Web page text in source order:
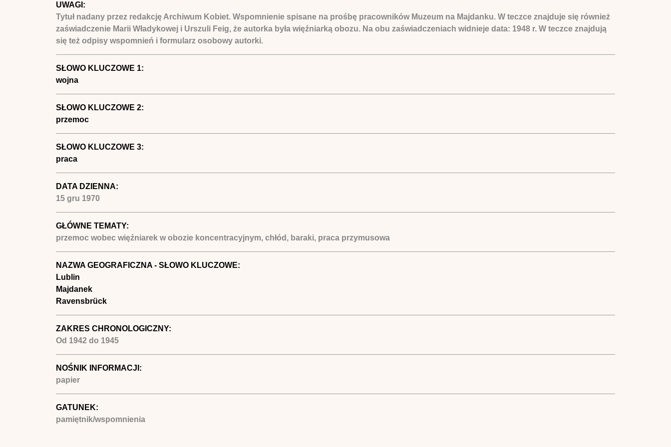
UWAGI:
Tytuł nadany przez redakcję Archiwum Kobiet. Wspomnienie spisane na prośbę pracowników Muzeum na Majdanku. W teczce znajduje się również
zaświadczenie Marii Władykowej i Urszuli Feig, że autorka była więźniarką obozu. Na obu zaświadczeniach widnieje data: 1948 r. W teczce znajdują
się też odpisy wspomnień i formularz osobowy autorki.
SŁOWO KLUCZOWE 1:
wojna
SŁOWO KLUCZOWE 2:
przemoc
SŁOWO KLUCZOWE 3:
praca
DATA DZIENNA:
15 gru 1970
GŁÓWNE TEMATY:
przemoc wobec więźniarek w obozie koncentracyjnym, chłód, baraki, praca przymusowa
NAZWA GEOGRAFICZNA - SŁOWO KLUCZOWE:
Lublin
Majdanek
Ravensbrück
ZAKRES CHRONOLOGICZNY:
Od 1942do 1945
NOŚNIK INFORMACJI:
papier
GATUNEK:
pamiętnik/wspomnienia